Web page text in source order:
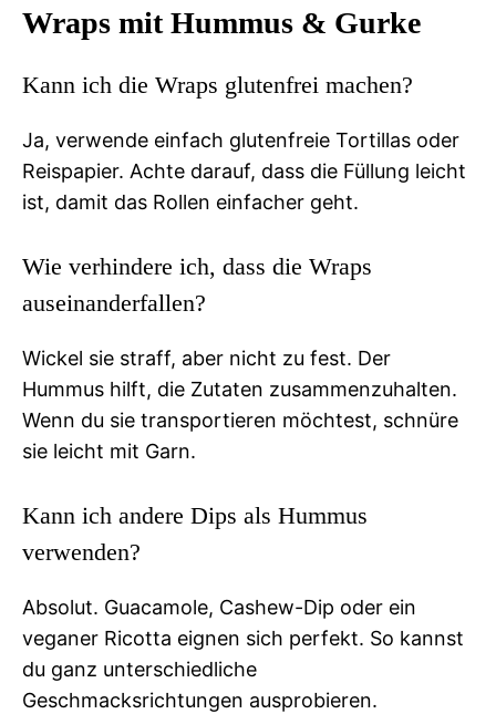
Wraps mit Hummus & Gurke
Kann ich die Wraps glutenfrei machen?
Ja, verwende einfach glutenfreie Tortillas oder
Reispapier. Achte darauf, dass die Füllung leicht
ist, damit das Rollen einfacher geht.
Wie verhindere ich, dass die Wraps
auseinanderfallen?
Wickel sie straff, aber nicht zu fest. Der
Hummus hilft, die Zutaten zusammenzuhalten.
Wenn du sie transportieren möchtest, schnüre
sie leicht mit Garn.
Kann ich andere Dips als Hummus
verwenden?
Absolut. Guacamole, Cashew-Dip oder ein
veganer Ricotta eignen sich perfekt. So kannst
du ganz unterschiedliche
Geschmacksrichtungen ausprobieren.